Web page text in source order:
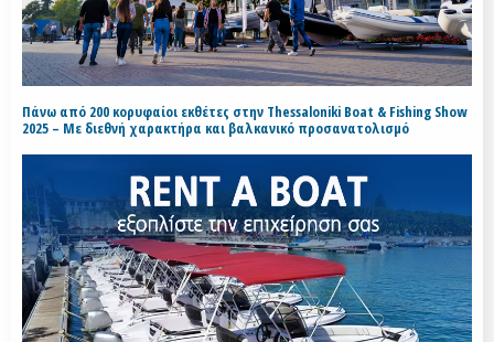
Πάνω από 200 κορυφαίοι εκθέτες στην Thessaloniki Boat & Fishing Show
2025 – Με διεθνή χαρακτήρα και βαλκανικό προσανατολισμό